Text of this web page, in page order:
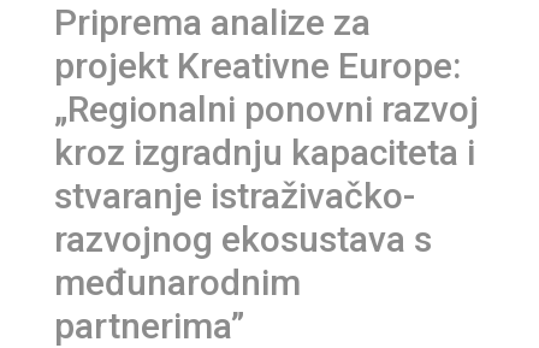
Priprema analize za
projekt Kreativne Europe:
„Regionalni ponovni razvoj
kroz izgradnju kapaciteta i
stvaranje istraživačko-
razvojnog ekosustava s
međunarodnim
partnerima”